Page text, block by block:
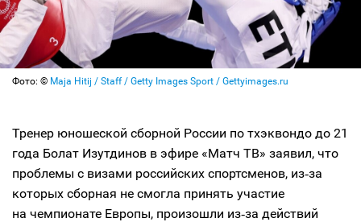
Фото: © Maja Hitij / Staff / Getty Images Sport / Gettyimages.ru
Тренер юношеской сборной России по тхэквондо до 21
года Болат Изутдинов в эфире «Матч ТВ» заявил, что
проблемы с визами российских спортсменов, из‑за
которых сборная не смогла принять участие
на чемпионате Европы, произошли из‑за действий